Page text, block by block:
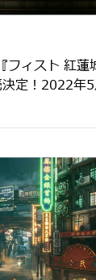
ィスト 紅蓮
定！2022年